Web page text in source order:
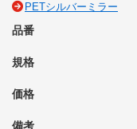
PETシルバーミラー
品番
規格
価格
備考